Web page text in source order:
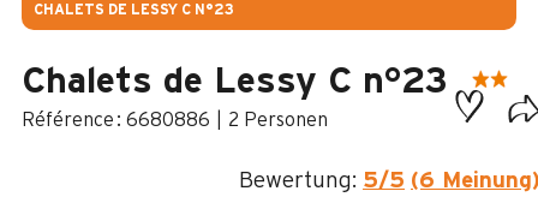
CHALETS DE LESSY C N°23
Chalets de Lessy C n°23
: 6680886 2 Personen
Bewertung: 5/5 (6